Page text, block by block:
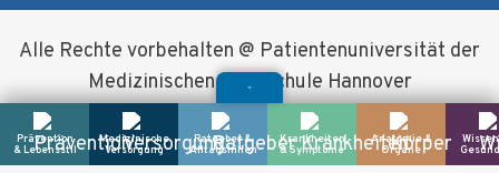
Alle Rechte vorbehalten @ Patientenuniversität der
Medizinischen Hochschule Hannover
Prävention
& Lebensstil
Medizinische
Versorgung
Ratgeber &
Alltagshilfen
Krankheiten
& Symptome
Anatomie &
Organe